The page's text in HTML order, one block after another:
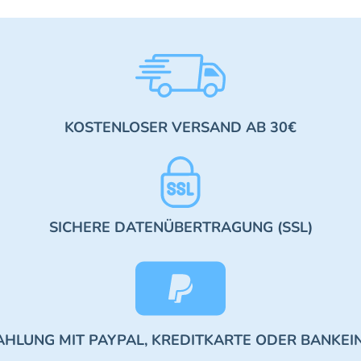
KOSTENLOSER VERSAND AB 30€
SICHERE DATENÜBERTRAGUNG (SSL)
MIT PAYPAL, KREDITKARTE ODER